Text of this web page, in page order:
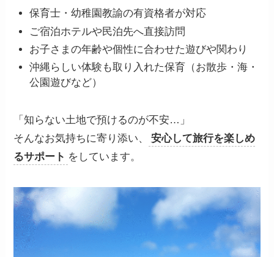
保育士・幼稚園教諭の有資格者が対応
ご宿泊ホテルや民泊先へ直接訪問
お子さまの年齢や個性に合わせた遊びや関わり
沖縄らしい体験も取り入れた保育（お散歩・海・
公園遊びなど）
「知らない土地で預けるのが不安…」
そんなお気持ちに寄り添い、
安心して旅行を楽しめ
るサポート をしています。